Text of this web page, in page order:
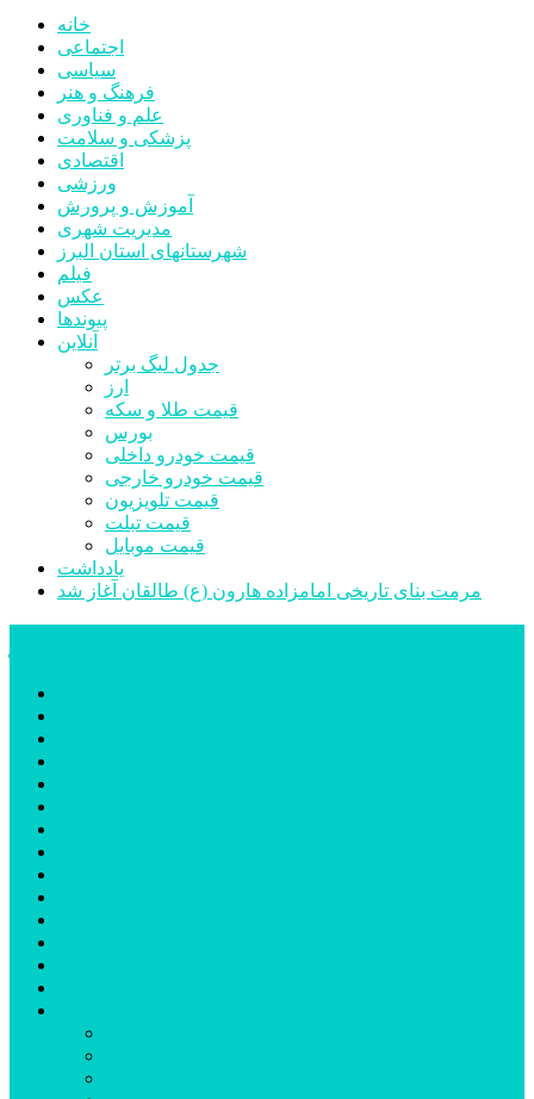
خانه
اجتماعی
سیاسی
فرهنگ و هنر
علم و فناوری
پزشکی و سلامت
اقتصادی
ورزشی
آموزش و پرورش
مدیریت شهری
شهرستانهای استان البرز
فیلم
عکس
پیوندها
آنلاین
جدول لیگ برتر
ارز
قیمت طلا و سکه
بورس
قیمت خودرو داخلی
قیمت خودرو خارجی
قیمت تلویزیون
قیمت تبلت
قیمت موبایل
یادداشت
مرمت بنای تاریخی امامزاده هارون (ع) طالقان آغاز شد